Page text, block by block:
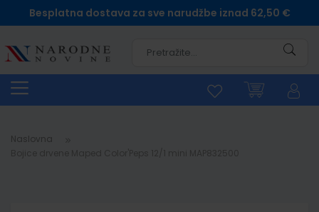
Besplatna dostava za sve narudžbe iznad 62,50 €
Naslovna